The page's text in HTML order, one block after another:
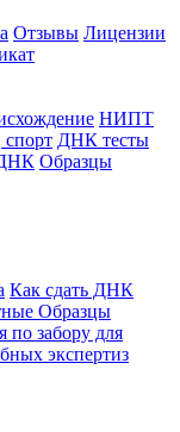
Отзывы Лицензии
НИПТ
спорт ДНК тесты
Образцы
Как сдать ДНК
Образцы
по забору для
экспертиз